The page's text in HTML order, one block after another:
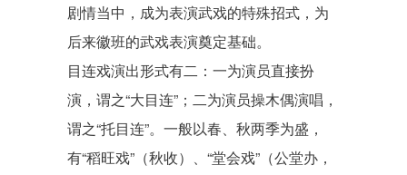
剧情当中，成为表演武戏的特殊招式，为
后来徽班的武戏表演奠定基础。
目连戏演出形式有二：一为演员直接扮
演，谓之“大目连”；二为演员操木偶演唱，
谓之“托目连”。一般以春、秋两季为盛，
有“稻旺戏”（秋收）、“堂会戏”（公堂办，